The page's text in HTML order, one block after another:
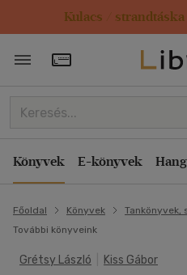
Kulacs /
Törzsvásárlói Kártya
Könyvek E-könyvek
Főoldal Könyvek
Tankönyvek,
További könyveink
Grétsy László Kiss Gábor